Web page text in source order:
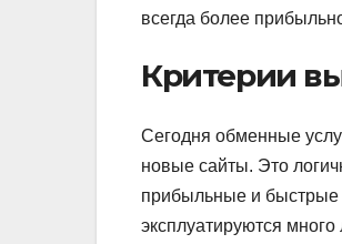
всегда более
Критерии
Сегодня обменные
новые сайты. Это
прибыльные и быстрые
эксплуатируются